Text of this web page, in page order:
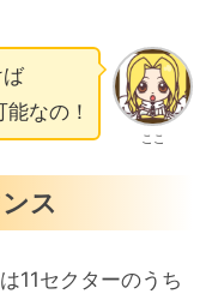
ここ
ば
なの！
ス
11セクターのうち